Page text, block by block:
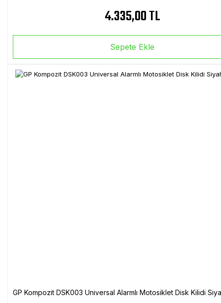
4.335,00 TL
Sepete Ekle
GP Kompozit DSK003 Universal Alarmlı Motosiklet Disk Kilidi